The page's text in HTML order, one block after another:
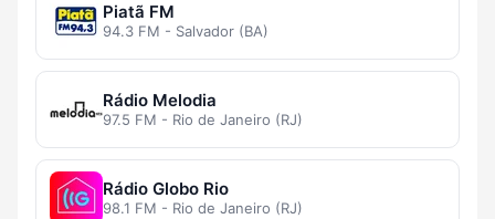
Piatã FM
94.3 FM - Salvador (BA)
Rádio Melodia
97.5 FM - Rio de Janeiro (RJ)
Rádio Globo Rio
98.1 FM - Rio de Janeiro (RJ)